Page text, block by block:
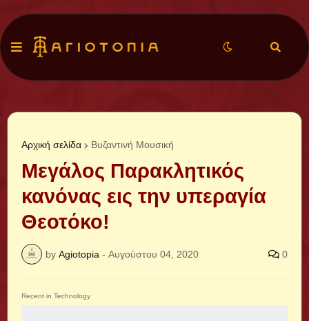
Αρχική σελίδα Βυζαντινή Μουσική
Μεγάλος Παρακλητικός
κανόνας εις την υπεραγία
Θεοτόκο!
by Agiotopia - Αυγούστου 04, 2020 0
Recent in Technology